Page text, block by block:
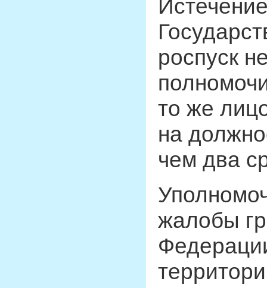
роспуск
то же
на
чем два
жалобы